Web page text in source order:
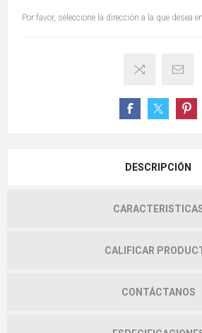
Por favor, seleccione la dirección a la que desea
DESCRIPCIÓN
CALIFICAR
CONTÁCTANOS